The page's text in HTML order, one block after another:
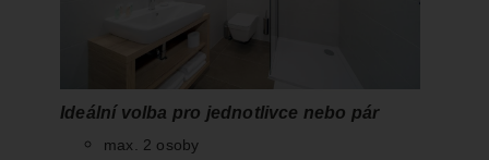
Ideální volba pro jednotlivce nebo pár
max. 2 osoby